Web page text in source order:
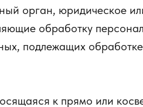
орган, юридическое
обработку
подлежащих
к прямо или